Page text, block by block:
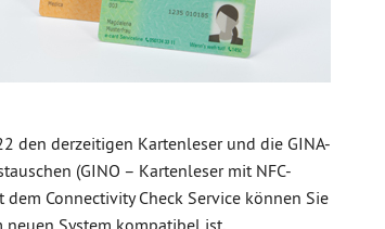
den derzeitigen Kartenleser und die GINA-
(GINO – Kartenleser mit NFC-
Connectivity Check Service können Sie
neuen System kompatibel ist.